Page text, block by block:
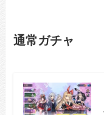
通常ガチャ